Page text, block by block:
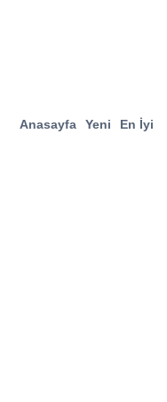
Anasayfa Yeni En İyi